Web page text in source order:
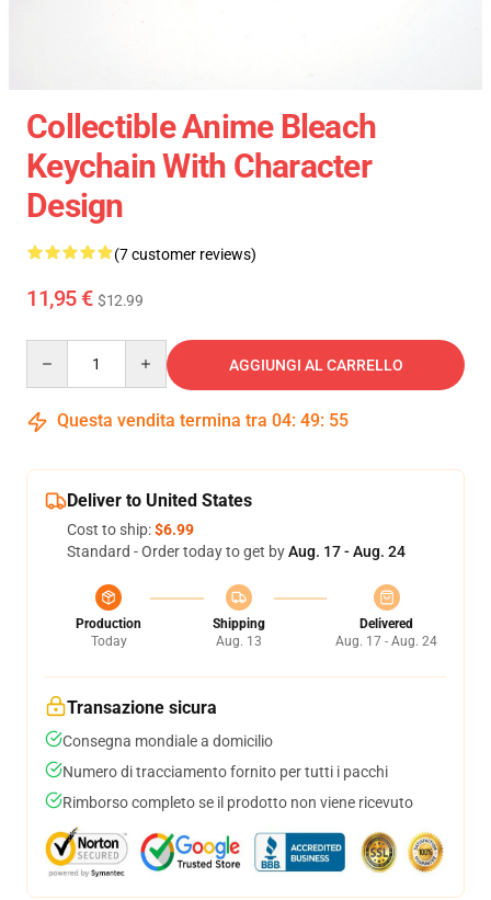
Collectible Anime Bleach
Keychain With Character
Design
(7 customer reviews)
11,95 € $12.99
AGGIUNGI AL CARRELLO
Questa vendita termina tra 04: 49: 54
Deliver to United States
Cost to ship:$6.99
Standard - Order today to get byAug. 17 - Aug. 24
Production
Today
Shipping
Aug. 13
Delivered
Aug. 17 - Aug. 24
Transazione sicura
Consegna mondiale a domicilio
Numero di tracciamento fornito per tutti i pacchi
Rimborso completo se il prodotto non viene ricevuto